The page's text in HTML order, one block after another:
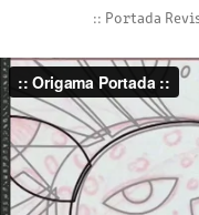
:: Portada